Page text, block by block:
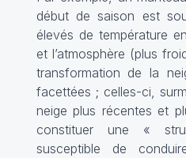
début de saison est
élevés de température
et l’atmosphère (plus
transformation de la
facettées ; celles-ci,
neige plus récentes et
constituer une «
susceptible de